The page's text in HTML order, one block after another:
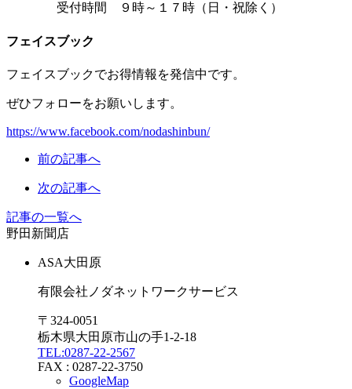
受付時間 ９時～１７時（日・祝除く）
フェイスブック
フェイスブックでお得情報を発信中です。
ぜひフォローをお願いします。
https://www.facebook.com/nodashinbun/
前の記事へ
次の記事へ
記事の一覧へ
野田新聞店
ASA大田原
有限会社ノダネットワークサービス
〒324-0051
栃木県大田原市山の手1-2-18
TEL:0287-22-2567
FAX : 0287-22-3750
GoogleMap